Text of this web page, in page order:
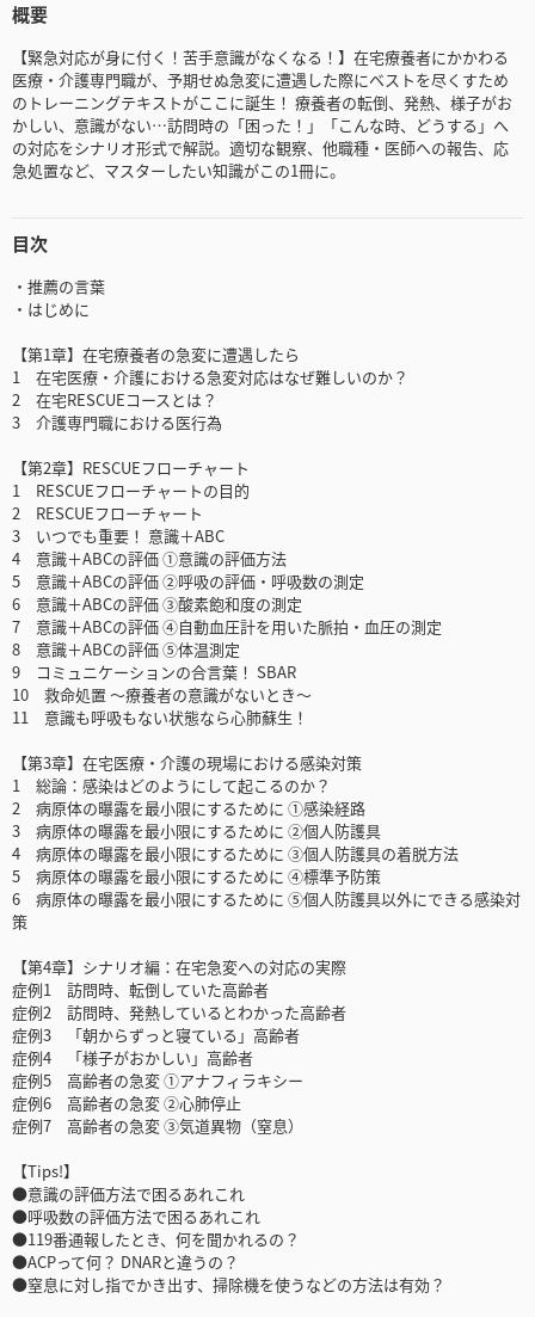
概要
【緊急対応が身に付く！苦手意識がなくなる！】在宅療養者にかかわる
医療・介護専門職が、予期せぬ急変に遭遇した際にベストを尽くすため
のトレーニングテキストがここに誕生！ 療養者の転倒、発熱、様子がお
かしい、意識がない…訪問時の「困った！」「こんな時、どうする」へ
の対応をシナリオ形式で解説。適切な観察、他職種・医師への報告、応
急処置など、マスターしたい知識がこの1冊に。
目次
・推薦の言葉
・はじめに
【第1章】在宅療養者の急変に遭遇したら
1 在宅医療・介護における急変対応はなぜ難しいのか？
2 在宅RESCUEコースとは？
3 介護専門職における医行為
【第2章】RESCUEフローチャート
1 RESCUEフローチャートの目的
2 RESCUEフローチャート
3 いつでも重要！ 意識＋ABC
4 意識＋ABCの評価 ①意識の評価方法
5 意識＋ABCの評価 ②呼吸の評価・呼吸数の測定
6 意識＋ABCの評価 ③酸素飽和度の測定
7 意識＋ABCの評価 ④自動血圧計を用いた脈拍・血圧の測定
8 意識＋ABCの評価 ⑤体温測定
9 コミュニケーションの合言葉！ SBAR
10 救命処置 ～療養者の意識がないとき～
11 意識も呼吸もない状態なら心肺蘇生！
【第3章】在宅医療・介護の現場における感染対策
1 総論：感染はどのようにして起こるのか？
2 病原体の曝露を最小限にするために ①感染経路
3 病原体の曝露を最小限にするために ②個人防護具
4 病原体の曝露を最小限にするために ③個人防護具の着脱方法
5 病原体の曝露を最小限にするために ④標準予防策
6 病原体の曝露を最小限にするために ⑤個人防護具以外にできる感染対
策
【第4章】シナリオ編：在宅急変への対応の実際
症例1 訪問時、転倒していた高齢者
症例2 訪問時、発熱しているとわかった高齢者
症例3 「朝からずっと寝ている」高齢者
症例4 「様子がおかしい」高齢者
症例5 高齢者の急変 ①アナフィラキシー
症例6 高齢者の急変 ②心肺停止
症例7 高齢者の急変 ③気道異物（窒息）
【Tips!】
●意識の評価方法で困るあれこれ
●呼吸数の評価方法で困るあれこれ
●119番通報したとき、何を聞かれるの？
●ACPって何？ DNARと違うの？
●窒息に対し指でかき出す、掃除機を使うなどの方法は有効？